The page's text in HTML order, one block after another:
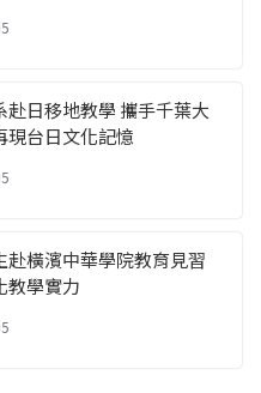
赴日移地教學 攜手千葉大
現台日文化記憶
赴橫濱中華學院教育見習
教學實力